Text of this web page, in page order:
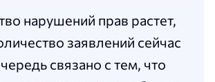
нарушений прав растет,
заявлений сейчас
связано с тем, что